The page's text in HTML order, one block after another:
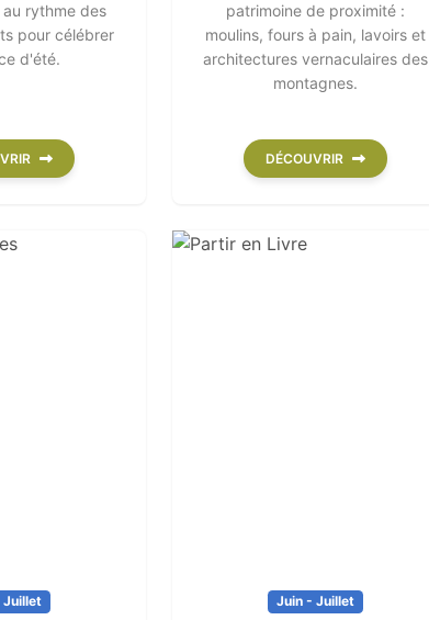
rythme des
pour célébrer
d'été.
patrimoine de proximité :
moulins, fours à pain, lavoirs et
architectures vernaculaires des
montagnes.
DÉCOUVRIR
Juillet Juin - Juillet